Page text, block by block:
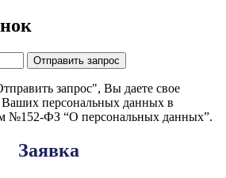
Отправить запрос
запрос", Вы даете свое
Ваших персональных данных в
№152-ФЗ “О персональных данных”.
Заявка